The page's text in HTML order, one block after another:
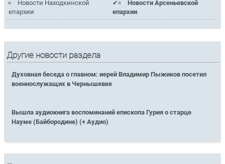
Новости Находкинской
епархии
Новости Арсеньевской
епархии
Другие новости раздела
Духовная беседа о главном: иерей Владимир Пыжиков посетил
военнослужащих в Чернышевке
Вышла аудиокнига воспоминаний епископа Гурия о старце
Науме (Байбородине) (+ Аудио)